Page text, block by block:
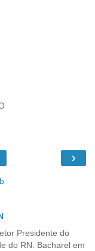
›
Presidente do
do RN. Bacharel em